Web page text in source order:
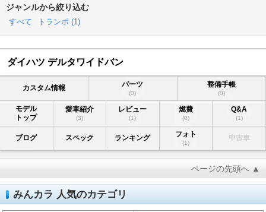
ジャンルから絞り込む
すべて トランポ (1 )
ダイハツ デルタワイドバン
カスタム情報 パーツ
(0)
整備手帳
(0)
モデル
トップ
愛車紹介
(3)
レビュー
(1)
燃費
(0)
Q&A
(1)
ブログ スペック ランキング フォト
(1)
中古車
ページの先頭へ ▲
みんカラ 人気のカテゴリ